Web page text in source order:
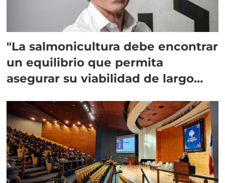
"La salmonicultura debe encontrar
un equilibrio que permita
asegurar su viabilidad de largo